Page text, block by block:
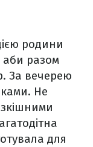
родини
аби разом
За вечерею
Не
для